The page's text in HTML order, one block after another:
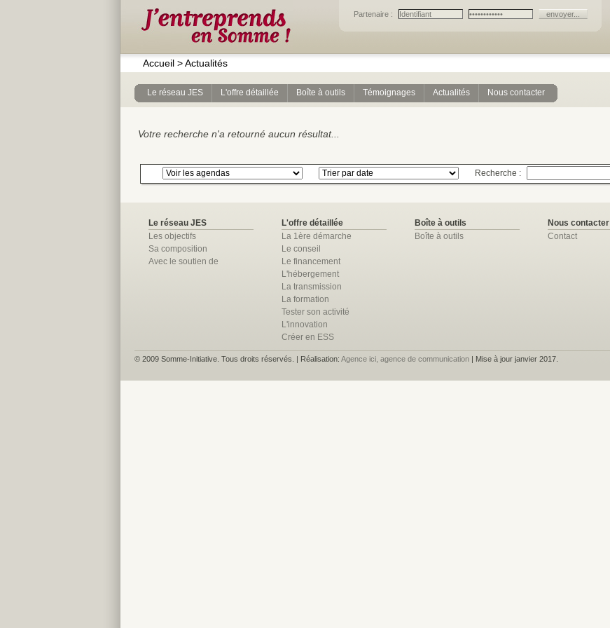
Partenaire :
Accueil >Actualités
Le réseau JES L'offre détaillée Boîte à outils Témoignages Actualités Nous contacter
Votre recherche n'a retourné aucun résultat...
Recherche :
Le réseau JES
Les objectifs
Sa composition
Avec le soutien de
L'offre détaillée
La 1ère démarche
Le conseil
Le financement
L'hébergement
La transmission
La formation
Tester son activité
L'innovation
Créer en ESS
Boîte à outils
Boîte à outils
Nous contacter
Contact
© 2009 Somme-Initiative. Tous droits réservés. | Réalisation: Agence ici, agence de communication | Mise à jour janvier 2017.